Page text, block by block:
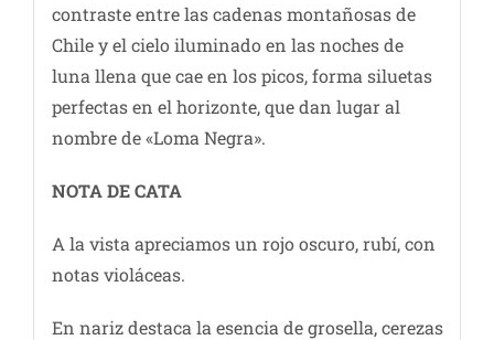
contraste entre las cadenas montañosas de
Chile y el cielo iluminado en las noches de
luna llena que cae en los picos, forma siluetas
perfectas en el horizonte, que dan lugar al
nombre de «Loma Negra».
NOTA DE CATA
A la vista apreciamos un rojo oscuro, rubí, con
notas violáceas.
En nariz destaca la esencia de grosella, cerezas